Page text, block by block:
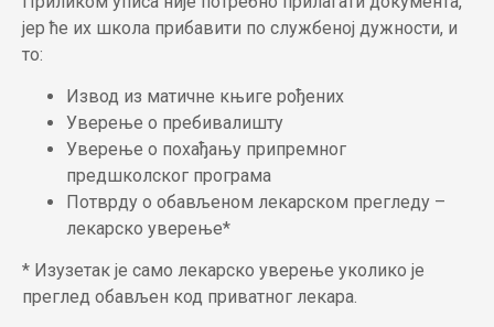
јер ће их школа прибавити по службеној дужности, и
то:
Извод из матичне књиге рођених
Уверење о пребивалишту
Уверење о похађању припремног
предшколског програма
Потврду о обављеном лекарском прегледу –
лекарско уверење*
* Изузетак је само лекарско уверење уколико је
преглед обављен код приватног лекара.